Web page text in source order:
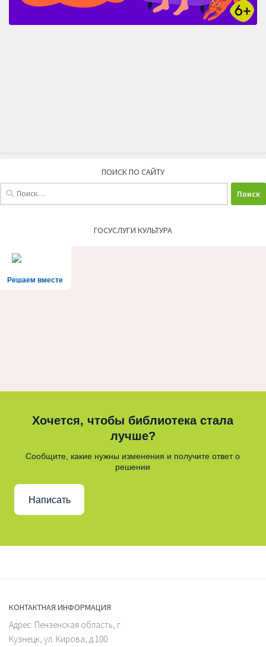
ПОИСК ПО САЙТУ
ГОСУСЛУГИ КУЛЬТУРА
Решаем вместе
Хочется, чтобы библиотека стала
лучше?
Сообщите, какие нужны изменения и получите ответ о
решении
Написать
КОНТАКТНАЯ ИНФОРМАЦИЯ
Адрес: Пензенская область, г.
Кузнецк, ул. Кирова, д.100